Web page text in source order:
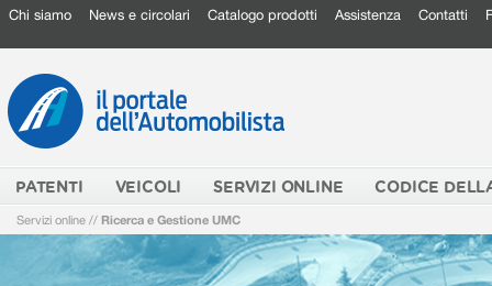
Chi siamo News e circolari Catalogo prodotti Assistenza Contatti
PATENTI VEICOLI SERVIZI ONLINE CODICE
Servizi online // Ricerca e Gestione UMC